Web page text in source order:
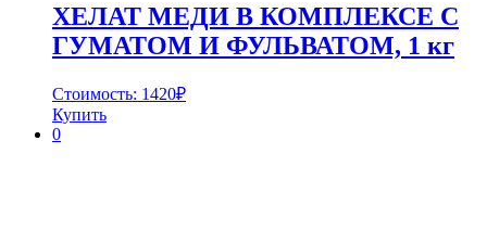
ХЕЛАТ МЕДИ В КОМПЛЕКСЕ С
ГУМАТОМ И ФУЛЬВАТОМ, 1 кг
Стоимость: 1420₽
Купить
0